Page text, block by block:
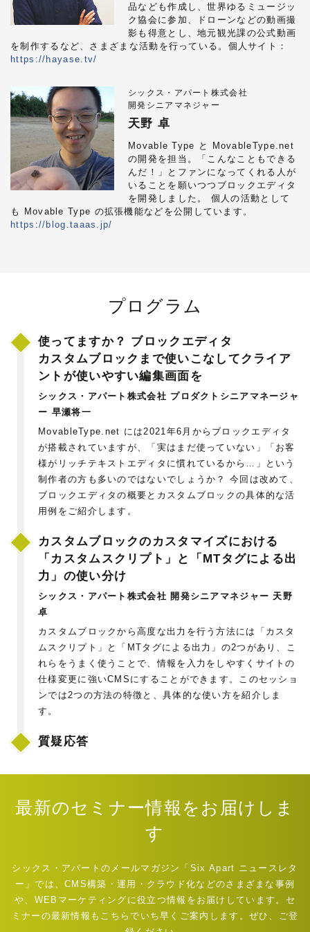
品なども作成し、世界ゆるミュージッ
ク協会に参加、ドローンなどの動画撮
影も得意とし、地元観光課の公式動画
を制作するなど、さまざまな活動を行っている。個人サイト：
https://hayase.tv/
シックス・アパート株式会社
開発シニアマネジャー
天野 卓
Movable Type と MovableType.net
の開発を担当。「こんなこともできる
んだ！」とファンになってくれる人が
いることを願いつつブロックエディタ
を開発しました。 個人の活動として
も Movable Type の拡張機能などを公開しています。
https://blog.taaas.jp/
プログラム
使ってますか？ ブロックエディタ
カスタムブロックまで使いこなしてクライア
ントが使いやすい編集画面を
シックス・アパート株式会社 プロダクトシニアマネージャ
ー 早瀬将一
MovableType.net には2021年6月からブロックエディタ
が搭載されていますが、「実はまだ使っていない」「お客
様がリッチテキストエディタに慣れているから…」という
制作者の方も多いのではないでしょうか？ 今回は改めて、
ブロックエディタの概要とカスタムブロックの具体的な活
用例をご紹介します。
カスタムブロックのカスタマイズにおける
「カスタムスクリプト」と「MTタグによる出
力」の使い分け
シックス・アパート株式会社 開発シニアマネジャー 天野
卓
カスタムブロックから高度な出力を行う方法には「カスタ
ムスクリプト」と「MTタグによる出力」の2つがあり、こ
れらをうまく使うことで、情報を入力をしやすくサイトの
仕様変更に強いCMSにすることができます。このセッショ
ンでは2つの方法の特徴と、具体的な使い方を紹介しま
す。
質疑応答
最新のセミナー情報をお届けしま
す
シックス・アパートのメールマガジン「Six Apart ニュースレタ
ー」では、CMS構築・運用・クラウド化などのさまざまな事例
や、WEBマーケティングに役立つ情報をお届けしています。セ
ミナーの最新情報もこちらでいち早くご案内します。ぜひ、ご登